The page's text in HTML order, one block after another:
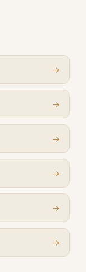
→
→
→
→
→
→